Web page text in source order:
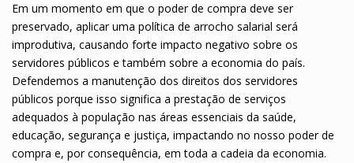
Em um momento em que o poder de compra deve ser
preservado, aplicar uma política de arrocho salarial será
improdutiva, causando forte impacto negativo sobre os
servidores públicos e também sobre a economia do país.
Defendemos a manutenção dos direitos dos servidores
públicos porque isso significa a prestação de serviços
adequados à população nas áreas essenciais da saúde,
educação, segurança e justiça, impactando no nosso poder de
compra e, por consequência, em toda a cadeia da economia.